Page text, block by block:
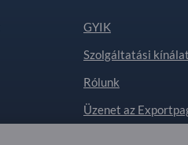
GYIK
Szolgáltatási
Rólunk
Üzenet az